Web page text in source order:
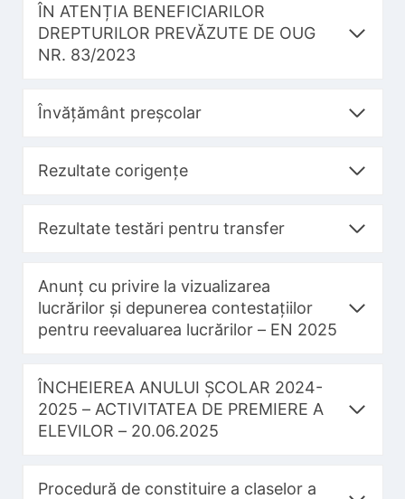
ÎN ATENȚIA BENEFICIARILOR
DREPTURILOR PREVĂZUTE DE OUG
NR. 83/2023
Învățământ preșcolar
Rezultate corigențe
Rezultate testări pentru transfer
Anunț cu privire la vizualizarea
lucrărilor și depunerea contestațiilor
pentru reevaluarea lucrărilor – EN 2025
ÎNCHEIEREA ANULUI ȘCOLAR 2024-
2025 – ACTIVITATEA DE PREMIERE A
ELEVILOR – 20.06.2025
Procedură de constituire a claselor a